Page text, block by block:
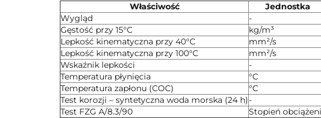
Właściwość Jednostka
Wygląd
-
Gęstość przy 15°C
kg/m³
Lepkość kinematyczna przy 40°C
mm²/s
Lepkość kinematyczna przy 100°C
mm²/s
Wskaźnik lepkości
-
Temperatura płynięcia
°C
Temperatura zapłonu (COC)
°C
Test korozji – syntetyczna woda morska (24 h)-
Test FZG A/8.3/90
Stopień